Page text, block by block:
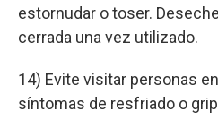
estornudar o toser.
cerrada una vez utilizado.
14) Evite visitar personas
síntomas de resfriado o